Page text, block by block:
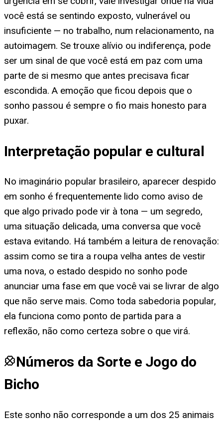
você está se sentindo exposto, vulnerável ou
insuficiente — no trabalho, num relacionamento, na
autoimagem. Se trouxe alívio ou indiferença, pode
ser um sinal de que você está em paz com uma
parte de si mesmo que antes precisava ficar
escondida. A emoção que ficou depois que o
sonho passou é sempre o fio mais honesto para
puxar.
Interpretação popular e cultural
No imaginário popular brasileiro, aparecer despido
em sonho é frequentemente lido como aviso de
que algo privado pode vir à tona — um segredo,
uma situação delicada, uma conversa que você
estava evitando. Há também a leitura de renovação:
assim como se tira a roupa velha antes de vestir
uma nova, o estado despido no sonho pode
anunciar uma fase em que você vai se livrar de algo
que não serve mais. Como toda sabedoria popular,
ela funciona como ponto de partida para a
reflexão, não como certeza sobre o que virá.
Números da Sorte e Jogo do
Bicho
Este sonho não corresponde a um dos 25 animais